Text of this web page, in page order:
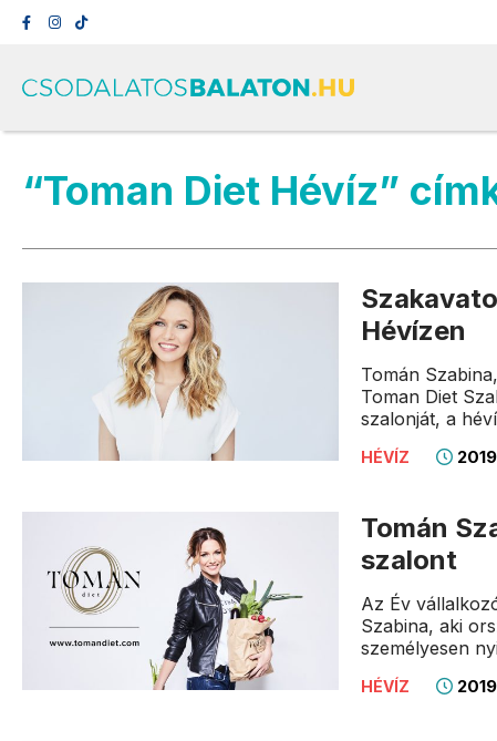
“Toman Diet Hévíz”
Hévízen
Tomán
Toman Diet
szalonját, a
HÉVÍZ
Tomán
szalont
Az Év
Szabina, aki
személyesen
HÉVÍZ